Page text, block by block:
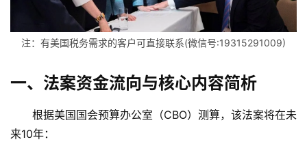
注：有美国税务需求的客户可直接联系(微信号:19315291009)
一、法案资金流向与核心内容简析
根据美国国会预算办公室（CBO）测算，该法案将在未
来10年：